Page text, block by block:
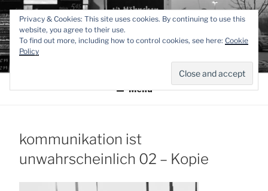
Zum
Inhalt
springenTEXTWERK-
ONLINE
Menü
kommunikation ist
unwahrscheinlich 02 – Kopie
Privacy & Cookies: This site uses cookies. By continuing to use this
website, you agree to their use.
To find out more, including how to control cookies, see here: Cookie
Policy